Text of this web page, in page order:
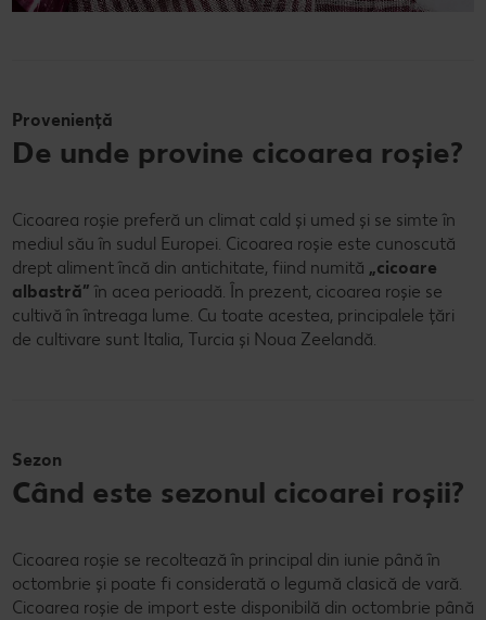
Proveniență
De unde provine cicoarea roșie?
Cicoarea roșie preferă un climat cald și umed și se simte în
mediul său în sudul Europei. Cicoarea roșie este cunoscută
drept aliment încă din antichitate, fiind numită „cicoare
albastră” în acea perioadă. În prezent, cicoarea roșie se
cultivă în întreaga lume. Cu toate acestea, principalele țări
de cultivare sunt Italia, Turcia și Noua Zeelandă.
Sezon
Când este sezonul cicoarei roșii?
Cicoarea roșie se recoltează în principal din iunie până în
octombrie și poate fi considerată o legumă clasică de vară.
Cicoarea roșie de import este disponibilă din octombrie până